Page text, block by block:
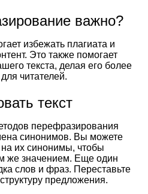
важно?
избежать плагиата и
Это также помогает
текста, делая его более
читателей.
текст
перефразирования
синонимов. Вы можете
их синонимы, чтобы
же значением. Еще один
слов и фраз. Переставьте
предложения.